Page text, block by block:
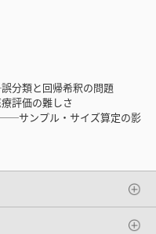
類と回帰希釈の問題
評価の難しさ
サンプル・サイズ算定の影